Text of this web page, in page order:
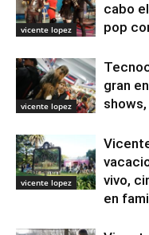
vicente lopez
cabo
pop
vicente lopez
gran
vicente lopez
vivo,
en